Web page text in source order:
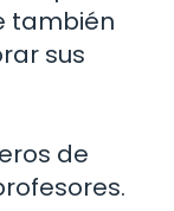
también
sus
de